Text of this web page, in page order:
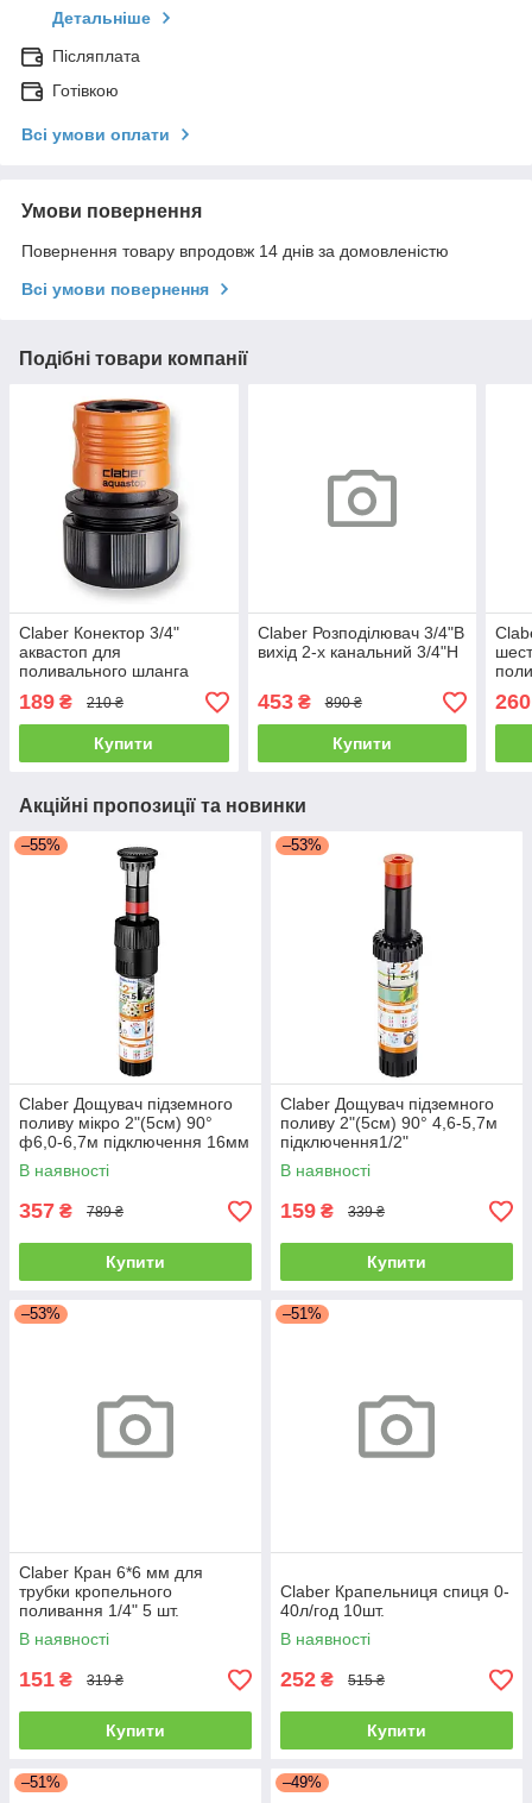
Детальніше
Післяплата
Готівкою
Всі умови оплати
Умови повернення
Повернення товару впродовж 14 днів за домовленістю
Всі умови повернення
Подібні товари компанії
Claber Конектор 3/4"
аквастоп для
поливального шланга
189 ₴ 210 ₴
Купити
Claber Розподілювач 3/4"В
вихід 2-х канальний 3/4"Н
453₴ 890 ₴
Купити
260
Акційні пропозиції та новинки
–55%
Claber Дощувач підземного
поливу мікро 2"(5см) 90°
ф6,0-6,7м підключення 16мм
COLIBRI
В наявності
357 ₴ 789 ₴
Купити
–53%
Claber Дощувач підземного
поливу 2"(5см) 90° 4,6-5,7м
підключення1/2"
В наявності
159 ₴ 339 ₴
Купити
–53%
Claber Кран 6*6 мм для
трубки кропельного
поливання 1/4" 5 шт.
В наявності
151 ₴ 319 ₴
Купити
–51%
Claber Крапельниця спиця 0-
40л/год 10шт.
В наявності
252 ₴ 515 ₴
Купити
–51% –49%